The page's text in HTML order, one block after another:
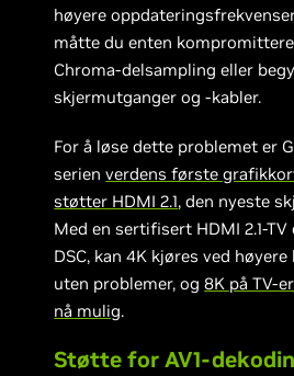
høyere
måtte du enten
Chroma-delsampling eller
skjermutganger og -kabler.
For å løse dette problemet er
serienverdens første
støtter HDMI 2.1, den nyeste
Med en sertifisert HDMI 2.1-
DSC, kan 4K kjøres ved
uten problemer, og8K på TV-
nå mulig.
Støtte for AV1-